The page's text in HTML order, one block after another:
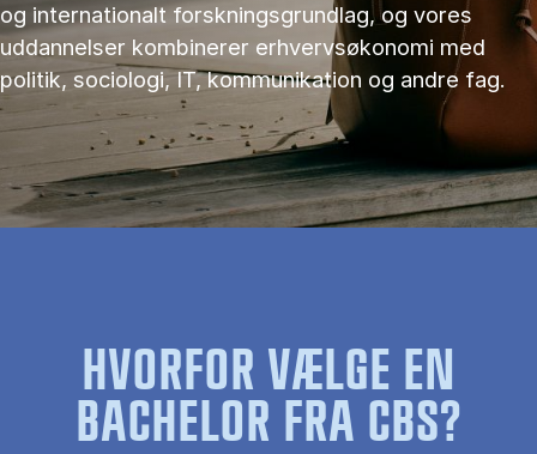
og internationalt forskningsgrundlag, og vores
uddannelser kombinerer erhvervsøkonomi med
politik, sociologi, IT, kommunikation og andre fag.
HVORFOR VÆLGE EN
BACHELOR FRA CBS?